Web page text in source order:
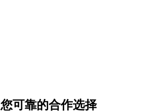
您可靠的合作选择